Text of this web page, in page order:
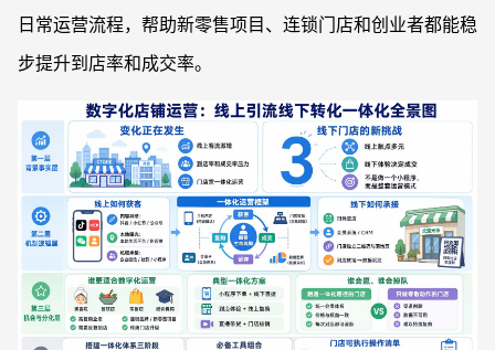
日常运营流程，帮助新零售项目、连锁门店和创业者都能稳
步提升到店率和成交率。